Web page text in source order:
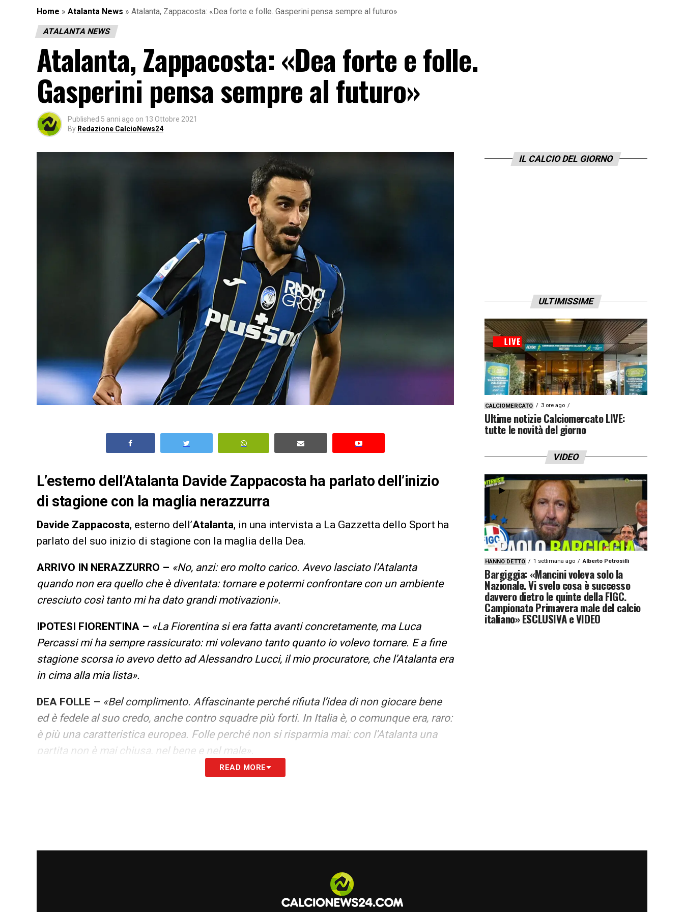
Home » Atalanta News » Atalanta, Zappacosta: «Dea forte e folle. Gasperini pensa sempre al futuro»
ATALANTA NEWS
Atalanta, Zappacosta: «Dea forte e folle.
Gasperini pensa sempre al futuro»
Published 5 anni ago on 13 Ottobre 2021
By Redazione CalcioNews24
L’esterno dell’Atalanta Davide Zappacosta ha parlato dell’inizio
di stagione con la maglia nerazzurra
Davide Zappacosta, esterno dell’Atalanta, in una intervista a La Gazzetta dello Sport ha
parlato del suo inizio di stagione con la maglia della Dea.
ARRIVO IN NERAZZURRO – «No, anzi: ero molto carico. Avevo lasciato l’Atalanta
quando non era quello che è diventata: tornare e potermi confrontare con un ambiente
cresciuto così tanto mi ha dato grandi motivazioni».
IPOTESI FIORENTINA – «La Fiorentina si era fatta avanti concretamente, ma Luca
Percassi mi ha sempre rassicurato: mi volevano tanto quanto io volevo tornare. E a fine
stagione scorsa io avevo detto ad Alessandro Lucci, il mio procuratore, che l’Atalanta era
in cima alla mia lista».
DEA FOLLE – «Bel complimento. Affascinante perché rifiuta l’idea di non giocare bene
ed è fedele al suo credo, anche contro squadre più forti. In Italia è, o comunque era, raro:
è più una caratteristica europea. Folle perché non si risparmia mai: con l’Atalanta una
partita non è mai chiusa, nel bene e nel male».
«Lo dice il passato: chiunque è venuto per quel ruolo
ero arrivato dal Chelsea con pochi minuti nelle gambe, ora li sto mettendo e mi sento
regolarità e questa sosta può avermi aiutato: anche a recuperare energie».
READ MORE
IL CALCIO DEL GIORNO
ULTIMISSIME
CALCIOMERCATO 3 ore ago
Ultime notizie Calciomercato LIVE:
tutte le novità del giorno
VIDEO
HANNO DETTO 1 settimana ago Alberto Petrosilli
Bargiggia: «Mancini voleva solo la
Nazionale. Vi svelo cosa è successo
davvero dietro le quinte della FIGC.
Campionato Primavera male del calcio
italiano» ESCLUSIVA e VIDEO